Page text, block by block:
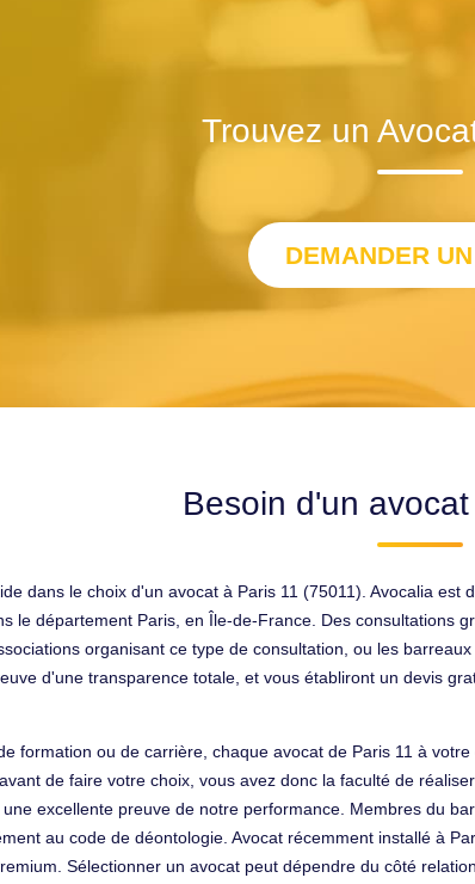
Trouvez un
DEMANDER
Besoin d'un
dans le choix d'un avocat à Paris 11 (75011). Avocalia
le département Paris, en Île-de-France. Des consultations
organisant ce type de consultation, ou les
d'une transparence totale, et vous établiront un devis
formation ou de carrière, chaque avocat de Paris 11 à
de faire votre choix, vous avez donc la faculté de
excellente preuve de notre performance. Membres du
au code de déontologie. Avocat récemment installé à
Sélectionner un avocat peut dépendre du côté